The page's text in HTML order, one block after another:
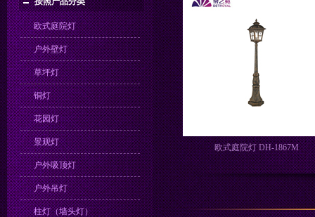
欧式庭院灯
户外壁灯
草坪灯
铜灯
花园灯
景观灯
户外吸顶灯
户外吊灯
柱灯（墙头灯）
欧式庭院灯 DH-1867M